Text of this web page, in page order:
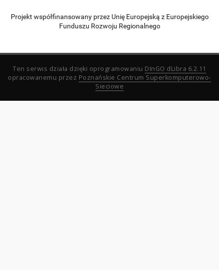
Projekt współfinansowany przez Unię Europejską z Europejskiego
Funduszu Rozwoju Regionalnego
Ten serwis działa dzięki oprogramowaniu DInGO dLibra 6.2.11
opracowanemu przez Poznańskie Centrum Superkomputerowo-
Sieciowe